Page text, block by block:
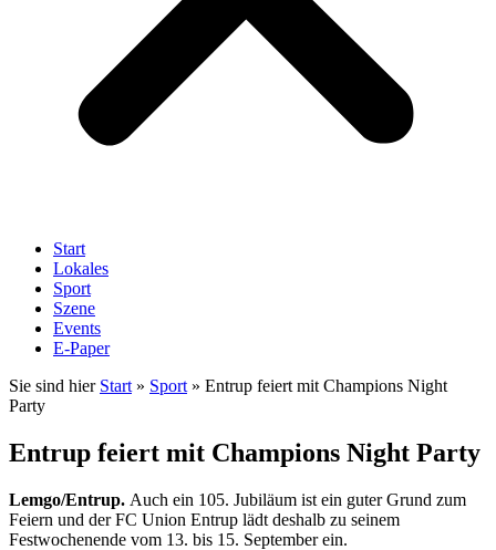
Start
Lokales
Sport
Szene
Events
E-Paper
Sie sind hier Start » Sport » Entrup feiert mit Champions Night
Party
Entrup feiert mit Champions Night Party
Lemgo/Entrup. Auch ein 105. Jubiläum ist ein guter Grund zum
Feiern und der FC Union Entrup lädt deshalb zu seinem
Festwochenende vom 13. bis 15. September ein.